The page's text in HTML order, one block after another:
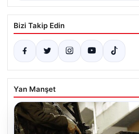
Bizi Takip Edin
Yan Manşet